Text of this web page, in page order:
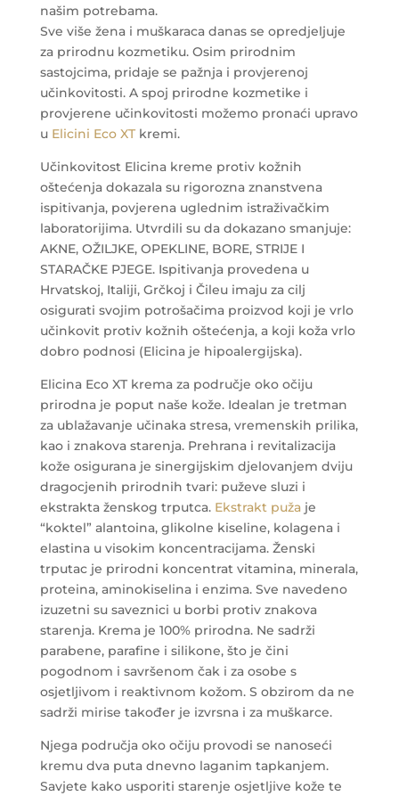
našim potrebama.
Sve više žena i muškaraca danas se opredjeljuje
za prirodnu kozmetiku. Osim prirodnim
sastojcima, pridaje se pažnja i provjerenoj
učinkovitosti. A spoj prirodne kozmetike i
provjerene učinkovitosti možemo pronaći upravo
u Elicini Eco XTkremi.
Učinkovitost Elicina kreme protiv kožnih
oštećenja dokazala su rigorozna znanstvena
ispitivanja, povjerena uglednim istraživačkim
laboratorijima. Utvrdili su da dokazano smanjuje:
AKNE, OŽILJKE, OPEKLINE, BORE, STRIJE I
STARAČKE PJEGE. Ispitivanja provedena u
Hrvatskoj, Italiji, Grčkoj i Čileu imaju za cilj
osigurati svojim potrošačima proizvod koji je vrlo
učinkovit protiv kožnih oštećenja, a koji koža vrlo
dobro podnosi (Elicina je hipoalergijska).
Elicina Eco XT krema za područje oko očiju
prirodna je poput naše kože. Idealan je tretman
za ublažavanje učinaka stresa, vremenskih prilika,
kao i znakova starenja. Prehrana i revitalizacija
kože osigurana je sinergijskim djelovanjem dviju
dragocjenih prirodnih tvari: puževe sluzi i
ekstrakta ženskog trputca. Ekstrakt pužaje
“koktel” alantoina, glikolne kiseline, kolagena i
elastina u visokim koncentracijama. Ženski
trputac je prirodni koncentrat vitamina, minerala,
proteina, aminokiselina i enzima. Sve navedeno
izuzetni su saveznici u borbi protiv znakova
starenja. Krema je 100% prirodna. Ne sadrži
parabene, parafine i silikone, što je čini
pogodnom i savršenom čak i za osobe s
osjetljivom i reaktivnom kožom. S obzirom da ne
sadrži mirise također je izvrsna i za muškarce.
Njega područja oko očiju provodi se nanoseći
kremu dva puta dnevno laganim tapkanjem.
Savjete kako usporiti starenje osjetljive kože te